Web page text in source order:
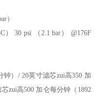
）
） 30 psi （2.1 bar） @176F
钟）/ 20英寸滤芯zui高350 加
zui高500 加仑每分钟（1892